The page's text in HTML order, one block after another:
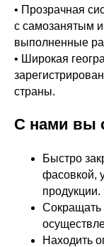
• Прозрачная
с самозанятым и
выполненные
• Широкая
страны.
С нами вы
Быстро
фасовкой,
продукции.
Сокращать
Находить